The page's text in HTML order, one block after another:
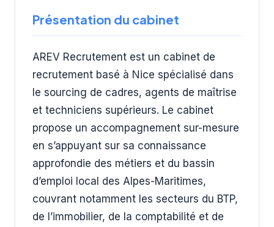
Présentation du cabinet
AREV Recrutement est un cabinet de
recrutement basé à Nice spécialisé dans
le sourcing de cadres, agents de maîtrise
et techniciens supérieurs. Le cabinet
propose un accompagnement sur-mesure
en s’appuyant sur sa connaissance
approfondie des métiers et du bassin
d’emploi local des Alpes-Maritimes,
couvrant notamment les secteurs du BTP,
de l’immobilier, de la comptabilité et de